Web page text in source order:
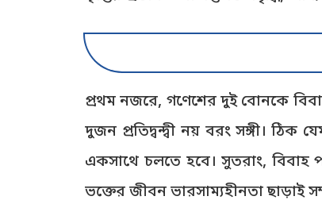
প্রথম নজরে, গণেশের দুই বোনকে
দুজন প্রতিদ্বন্দ্বী নয় বরং সঙ্গী।
একসাথে চলতে হবে। সুতরাং, বিবাহ
ভক্তের জীবন ভারসাম্যহীনতা ছাড়াই